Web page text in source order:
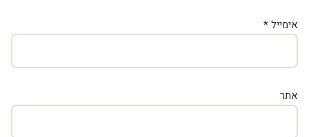
אימייל*
אתר